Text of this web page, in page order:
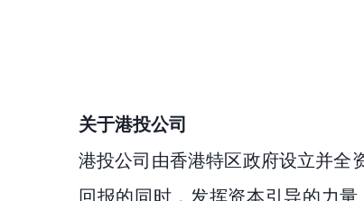
关于港投公司
港投公司由香港特区政府设立并全
回报的同时，发挥资本引导的力